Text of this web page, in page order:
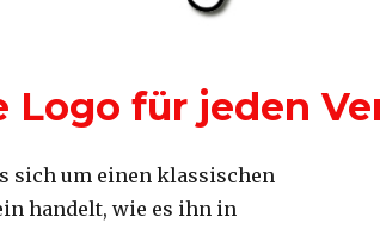
Logo für jeden
sich um einen klassischen
handelt, wie es ihn in